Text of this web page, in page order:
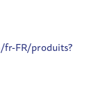
fr-FR/produits?